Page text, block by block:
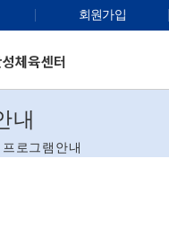
회원가입
프로그램안내
내